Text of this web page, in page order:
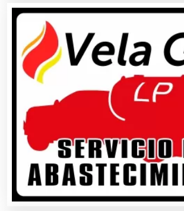
Alquiler de Equipos para Fiestas
Alquiler de Sillas y Mesas
Alquiler de Trajes de Etiqueta
Alta Costura
Aluminio